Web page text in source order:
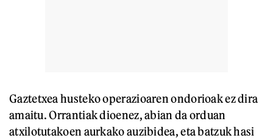
Gaztetxea husteko operazioaren ondorioak ez dira
amaitu. Orrantiak dioenez, abian da orduan
atxilotutakoen aurkako auzibidea, eta batzuk hasi